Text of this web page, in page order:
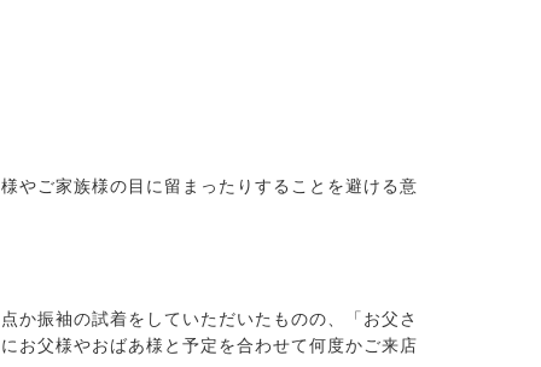
やご家族様の目に留まったりすることを避ける意
か振袖の試着をしていただいたものの、「お父さ
お父様やおばあ様と予定を合わせて何度かご来店